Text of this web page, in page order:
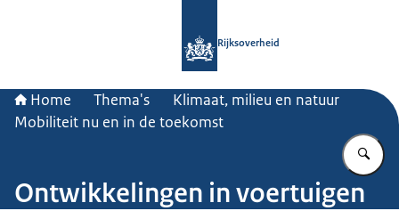
Rijksoverheid
Home Thema's
Klimaat, milieu en natuur
Mobiliteit nu en in de toekomst
Ontwikkelingen in voertuigen